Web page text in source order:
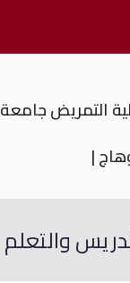
التمريض جامعة
|
والتعلم